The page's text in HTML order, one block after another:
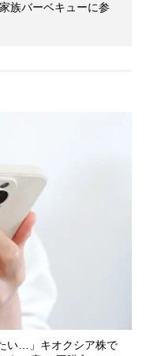
族バーベキューに参
い…」キオクシア株で